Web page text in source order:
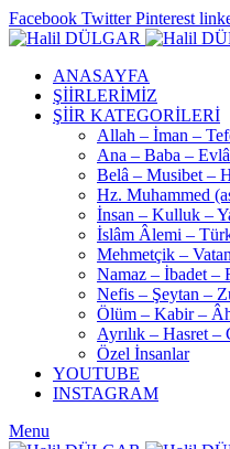
Facebook Twitter Pinterest
ANASAYFA
ŞİİRLERİMİZ
ŞİİR KATEGORİLERİ
Allah – İman –
Ana – Baba –
Belâ – Musibet –
Hz. Muhammed
İnsan – Kulluk –
İslâm Âlemi –
Mehmetçik –
Namaz – İbadet –
Nefis – Şeytan –
Ölüm – Kabir –
Ayrılık – Hasret –
Özel İnsanlar
YOUTUBE
INSTAGRAM
Menu